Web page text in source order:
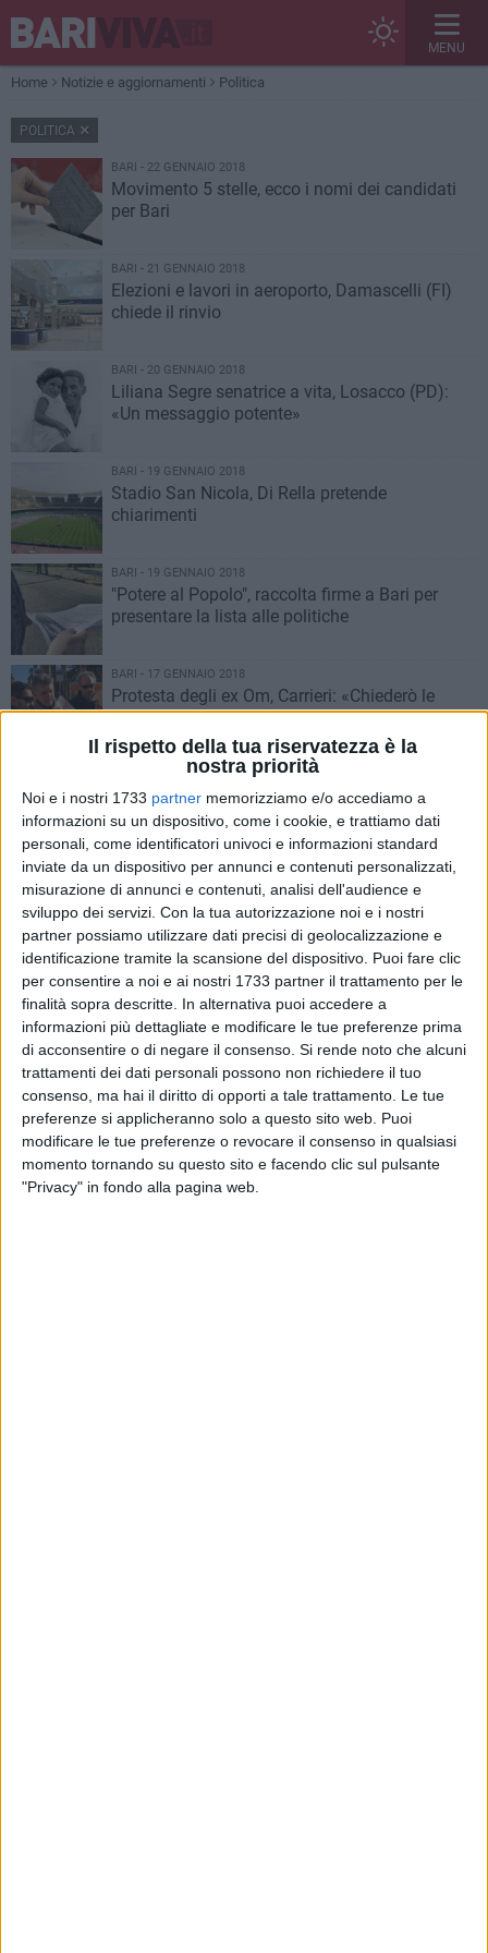
Il rispetto della tua riservatezza è la
nostra priorità
Noi e i nostri 1733 partner memorizziamo e/o accediamo a
informazioni su un dispositivo, come i cookie, e trattiamo dati
personali, come identificatori univoci e informazioni standard
inviate da un dispositivo per annunci e contenuti personalizzati,
misurazione di annunci e contenuti, analisi dell'audience e
sviluppo dei servizi. Con la tua autorizzazione noi e i nostri
partner possiamo utilizzare dati precisi di geolocalizzazione e
identificazione tramite la scansione del dispositivo. Puoi fare clic
per consentire a noi e ai nostri 1733 partner il trattamento per le
finalità sopra descritte. In alternativa puoi accedere a
informazioni più dettagliate e modificare le tue preferenze prima
di acconsentire o di negare il consenso. Si rende noto che alcuni
trattamenti dei dati personali possono non richiedere il tuo
consenso, ma hai il diritto di opporti a tale trattamento. Le tue
preferenze si applicheranno solo a questo sito web. Puoi
modificare le tue preferenze o revocare il consenso in qualsiasi
momento tornando su questo sito e facendo clic sul pulsante
"Privacy" in fondo alla pagina web.
MENU
Home Notizie e aggiornamenti Politica
POLITICA
BARI - 22 GENNAIO 2018
Movimento 5 stelle, ecco i nomi dei candidati
per Bari
BARI - 21 GENNAIO 2018
Elezioni e lavori in aeroporto, Damascelli (FI)
chiede il rinvio
BARI - 20 GENNAIO 2018
Liliana Segre senatrice a vita, Losacco (PD):
«Un messaggio potente»
BARI - 19 GENNAIO 2018
Stadio San Nicola, Di Rella pretende
chiarimenti
BARI - 19 GENNAIO 2018
"Potere al Popolo", raccolta firme a Bari per
presentare la lista alle politiche
BARI - 17 GENNAIO 2018
Protesta degli ex Om, Carrieri: «Chiederò le
dimissioni di Leo Caroli»
BARI - 17 GENNAIO 2018
Fratelli d'Italia Bari, polemica per i manifesti
strappati in centro
BARI - 15 GENNAIO 2018
Baby gang in azione in piazza Ferrarese, la
denuncia del consigliere Picaro
BARI - 14 GENNAIO 2018
Elezioni politiche, le considerazioni di Pino
Trinchera del Nuovo Psi
BARI - 13 GENNAIO 2018
Fratelli D'Italia, sei pugliesi per la direzione
nazionale, tra loro Filippo Melchiorre
BARI - 13 GENNAIO 2018
Spazio Murat, polemica per la concessione